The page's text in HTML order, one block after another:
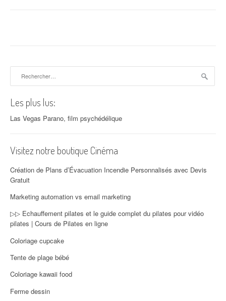
Les plus lus:
Las Vegas Parano, film psychédélique
Visitez notre boutique Cinéma
Création de Plans d’Évacuation Incendie Personnalisés avec Devis
Gratuit
Marketing automation vs email marketing
▷▷ Echauffement pilates et le guide complet du pilates pour vidéo
pilates | Cours de Pilates en ligne
Coloriage cupcake
Tente de plage bébé
Coloriage kawaii food
Ferme dessin